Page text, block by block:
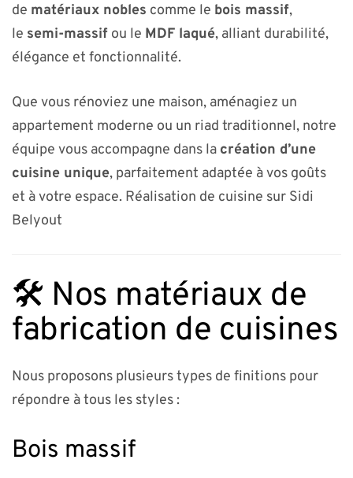
de matériaux nobles comme le bois massif,
le semi-massif ou le MDF laqué, alliant durabilité,
élégance et fonctionnalité.
Que vous rénoviez une maison, aménagiez un
appartement moderne ou un riad traditionnel, notre
équipe vous accompagne dans la création d’une
cuisine unique, parfaitement adaptée à vos goûts
et à votre espace. Réalisation de cuisine sur Sidi
Belyout
🛠️ Nos matériaux de
fabrication de cuisines
Nous proposons plusieurs types de finitions pour
répondre à tous les styles :
Bois massif